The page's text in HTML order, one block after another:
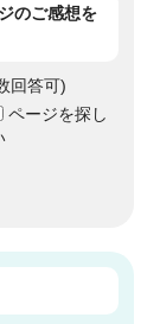
のご感想を
回答可)
ページを探し